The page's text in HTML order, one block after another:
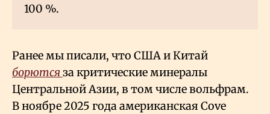
100 %.
Ранее мы писали, что США и Китай
борются за критические минералы
Центральной Азии, в том числе вольфрам.
В ноябре 2025 года американская Cove